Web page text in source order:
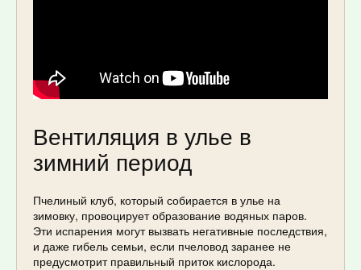
Вентиляция в улье в
зимний период
Пчелиный клуб, который собирается в улье на
зимовку, провоцирует образование водяных паров.
Эти испарения могут вызвать негативные последствия,
и даже гибель семьи, если пчеловод заранее не
предусмотрит правильный приток кислорода.